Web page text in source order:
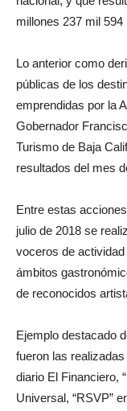
millones 237 mil 594
Lo anterior como
públicas de los
emprendidas por la
Gobernador
Turismo de Baja
resultados del mes
Entre estas
julio de 2018 se
voceros de
ámbitos
de reconocidos
Ejemplo destacado
fueron las
diario El Financiero,
Universal, “RSVP”